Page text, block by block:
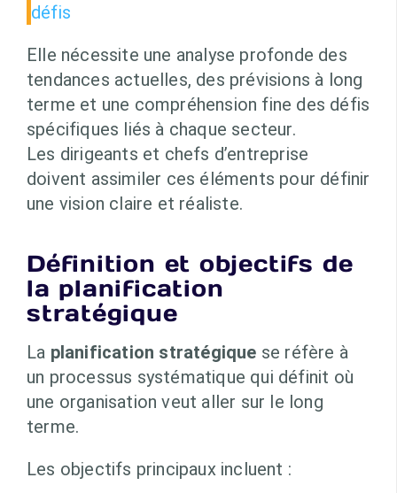
défis
Elle nécessite une analyse profonde des
tendances actuelles, des prévisions à long
terme et une compréhension fine des défis
spécifiques liés à chaque secteur.
Les dirigeants et chefs d’entreprise
doivent assimiler ces éléments pour définir
une vision claire et réaliste.
Définition et objectifs de
la planification
stratégique
La planification stratégique se réfère à
un processus systématique qui définit où
une organisation veut aller sur le long
terme.
Les objectifs principaux incluent :